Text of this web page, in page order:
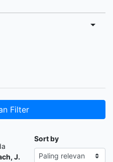
Filter
J.
Sort by